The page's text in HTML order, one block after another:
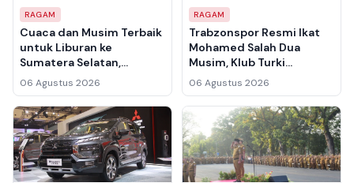
RAGAM
Cuaca dan Musim Terbaik
untuk Liburan ke
Sumatera Selatan,
Lengkap dengan Tips
Praktis Anti Gagal
06 Agustus 2026
RAGAM
Trabzonspor Resmi Ikat
Mohamed Salah Dua
Musim, Klub Turki
Kalahkan Persaingan ke
Arab Saudi
06 Agustus 2026